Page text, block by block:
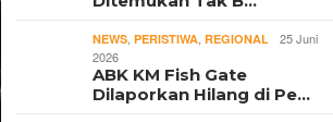
NEWS ,PERISTIWA ,REGIONAL
25 Juni
2026
ABK KM Fish Gate
Dilaporkan Hilang di Pe…